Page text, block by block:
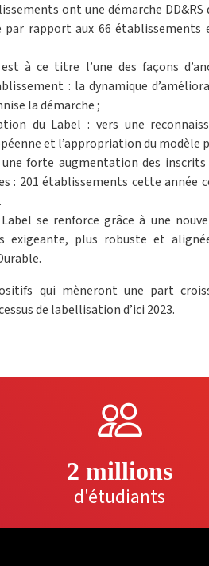
ont une démarche DD&RS
par rapport aux 66 établissements
à ce titre l’une des façons
: la dynamique
la démarche ;
du Label : vers une
et l’appropriation du modèle
une forte augmentation des
: 201 établissements cette année
se renforce grâce à une
exigeante, plus robuste et
qui mèneront une part
de labellisation d’ici 2023.
2 millions
d'étudiants